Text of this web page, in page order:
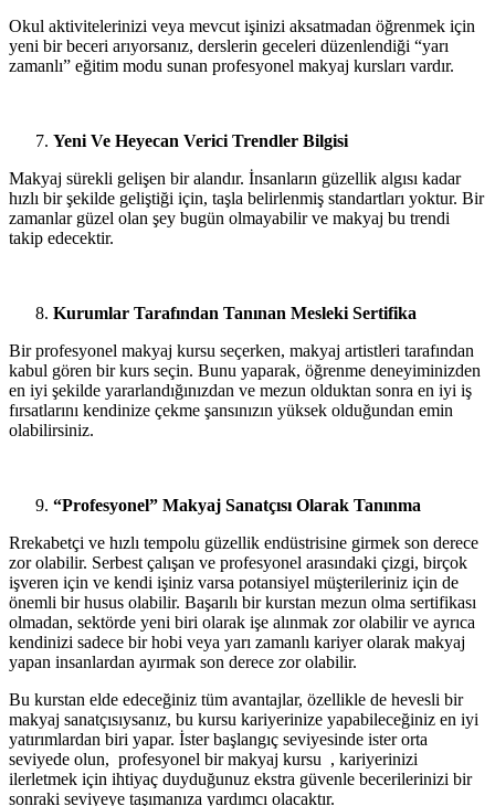
Okul aktivitelerinizi veya mevcut işinizi aksatmadan öğrenmek için
yeni bir beceri arıyorsanız, derslerin geceleri düzenlendiği “yarı
zamanlı” eğitim modu sunan profesyonel makyaj kursları vardır.
Yeni Ve Heyecan Verici Trendler Bilgisi
Makyaj sürekli gelişen bir alandır. İnsanların güzellik algısı kadar
hızlı bir şekilde geliştiği için, taşla belirlenmiş standartları yoktur. Bir
zamanlar güzel olan şey bugün olmayabilir ve makyaj bu trendi
takip edecektir.
Kurumlar Tarafından Tanınan Mesleki Sertifika
Bir profesyonel makyaj kursu seçerken, makyaj artistleri tarafından
kabul gören bir kurs seçin. Bunu yaparak, öğrenme deneyiminizden
en iyi şekilde yararlandığınızdan ve mezun olduktan sonra en iyi iş
fırsatlarını kendinize çekme şansınızın yüksek olduğundan emin
olabilirsiniz.
“Profesyonel” Makyaj Sanatçısı Olarak Tanınma
Rrekabetçi ve hızlı tempolu güzellik endüstrisine girmek son derece
zor olabilir. Serbest çalışan ve profesyonel arasındaki çizgi, birçok
işveren için ve kendi işiniz varsa potansiyel müşterileriniz için de
önemli bir husus olabilir. Başarılı bir kurstan mezun olma sertifikası
olmadan, sektörde yeni biri olarak işe alınmak zor olabilir ve ayrıca
kendinizi sadece bir hobi veya yarı zamanlı kariyer olarak makyaj
yapan insanlardan ayırmak son derece zor olabilir.
Bu kurstan elde edeceğiniz tüm avantajlar, özellikle de hevesli bir
makyaj sanatçısıysanız, bu kursu kariyerinize yapabileceğiniz en iyi
yatırımlardan biri yapar. İster başlangıç ​​seviyesinde ister orta
seviyede olun, profesyonel bir makyaj kursu , kariyerinizi
ilerletmek için ihtiyaç duyduğunuz ekstra güvenle becerilerinizi bir
sonraki seviyeye taşımanıza yardımcı olacaktır.